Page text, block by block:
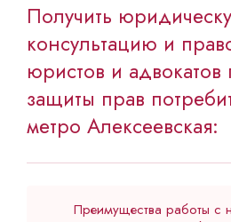
Получить
консультацию и
юристов и
защиты прав
метро Алексеевская:
Преимущества работы с